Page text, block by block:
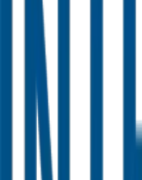
About us
인터로조
경영정보
기술 · 특허